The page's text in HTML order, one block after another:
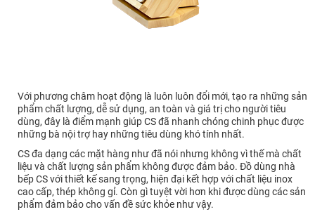
Với phương châm hoạt động là luôn luôn đổi mới, tạo ra những sản
phẩm chất lượng, dễ sử dụng, an toàn và giá trị cho người tiêu
dùng, đây là điểm mạnh giúp CS đã nhanh chóng chinh phục được
những bà nội trợ hay những tiêu dùng khó tính nhất.
CS đa dạng các mặt hàng như đã nói nhưng không vì thế mà chất
liệu và chất lượng sản phẩm không được đảm bảo. Đồ dùng nhà
bếp CS với thiết kế sang trọng, hiện đại kết hợp với chất liệu inox
cao cấp, thép không gỉ. Còn gì tuyệt vời hơn khi được dùng các sản
phẩm đảm bảo cho vấn đề sức khỏe như vậy.